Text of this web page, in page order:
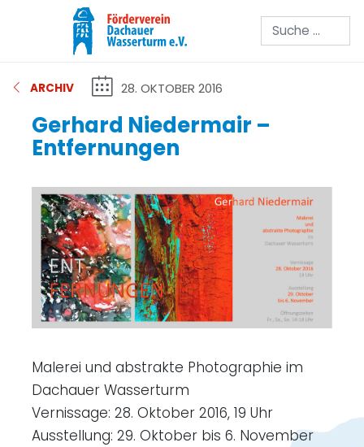
Suchen
ARCHIV 28. OKTOBER 2016
Gerhard Niedermair –
Entfernungen
Malerei und abstrakte Photographie im
Dachauer Wasserturm
Vernissage: 28. Oktober 2016, 19 Uhr
Ausstellung: 29. Oktober bis 6. November